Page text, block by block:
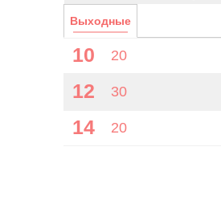
Выходные
10 20
12 30
14 20